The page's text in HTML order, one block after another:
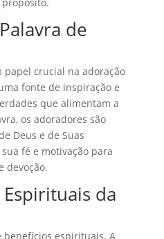
de
crucial na adoração
fonte de inspiração e
que alimentam a
os adoradores são
Deus e de Suas
fé e motivação para
devoção.
da
espirituais. A